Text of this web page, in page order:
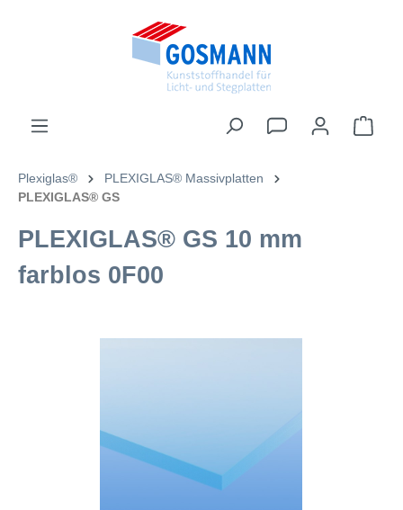
Plexiglas®
PLEXIGLAS® Massivplatten
PLEXIGLAS® GS
PLEXIGLAS® GS 10 mm
farblos 0F00